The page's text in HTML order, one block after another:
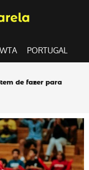
WTA PORTUGAL
de fazer para